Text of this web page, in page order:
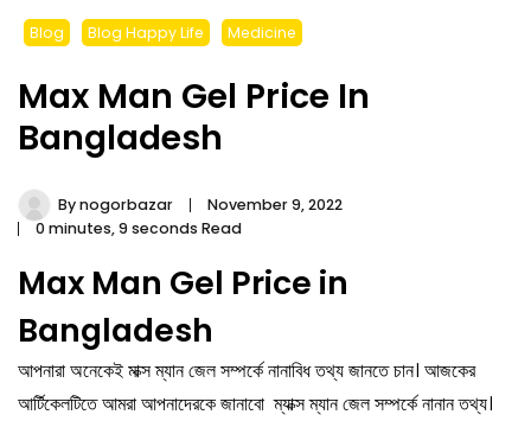
Blog Blog Happy Life Medicine
Max Man Gel Price In
Bangladesh
Bynogorbazar
November 9, 2022
0 minutes, 9 seconds Read
Max Man Gel Price in
Bangladesh
আপনারা অনেকেই মাক্স ম্যান জেল সম্পর্কে নানাবিধ তথ্য জানতে চান। আজকের
আর্টিকেলটিতে আমরা আপনাদেরকে জানাবো ম্যাক্স ম্যান জেল সম্পর্কে নানান তথ্য।